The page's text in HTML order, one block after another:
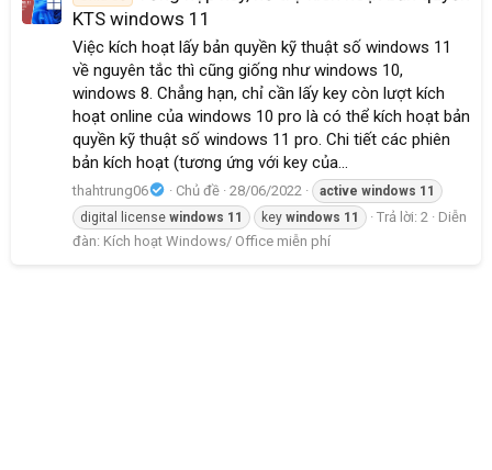
KTS windows 11
Việc kích hoạt lấy bản quyền kỹ thuật số windows 11
về nguyên tắc thì cũng giống như windows 10,
windows 8. Chẳng hạn, chỉ cần lấy key còn lượt kích
hoạt online của windows 10 pro là có thể kích hoạt bản
quyền kỹ thuật số windows 11 pro. Chi tiết các phiên
bản kích hoạt (tương ứng với key của...
thahtrung06 Chủ đề 28/06/2022 active windows 11
digital license windows 11 key windows 11 Trả lời: 2
Diễn
đàn: Kích hoạt Windows/ Office miễn phí